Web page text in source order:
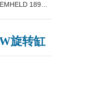
1895203 CCW旋转缸
旋转缸